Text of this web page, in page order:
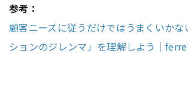
参考：
顧客ニーズに従うだけではうまくいかな
ションのジレンマ」を理解しよう｜